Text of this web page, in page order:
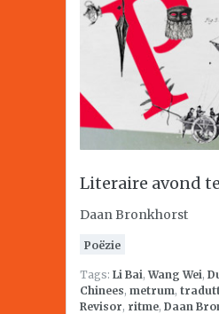
Literaire avond
Daan Bronkhorst
Poëzie
Tags: Li Bai,Wang Wei,
Chinees, metrum,
Revisor, ritme, Daan